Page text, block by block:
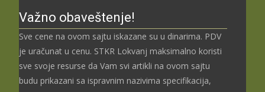
Važno obaveštenje!
Sve cene na ovom sajtu iskazane su u dinarima. PDV
je uračunat u cenu. STKR Lokvanj maksimalno koristi
sve svoje resurse da Vam svi artikli na ovom sajtu
budu prikazani sa ispravnim nazivima specifikacija,